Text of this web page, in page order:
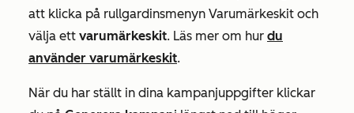
att klicka på rullgardinsmenyn Varumärkeskit och
välja ett varumärkeskit. Läs mer om hur du
använder varumärkeskit.
När du har ställt in dina kampanjuppgifter klickar